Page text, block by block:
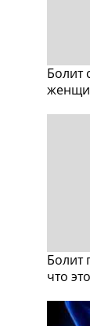
Болит
Болит
что это